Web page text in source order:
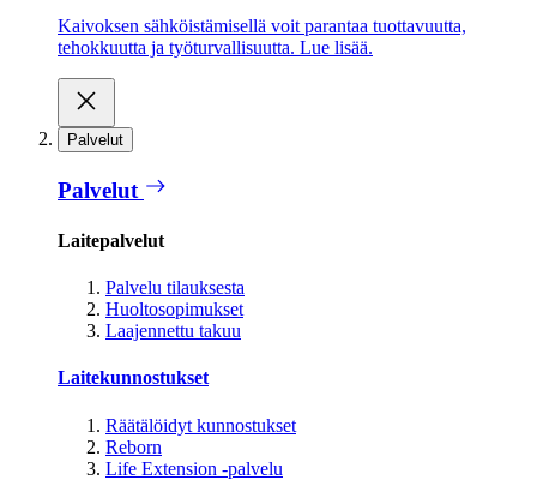
Kaivoksen sähköistämisellä voit parantaa tuottavuutta,
tehokkuutta ja työturvallisuutta. Lue lisää.
Palvelut
Palvelut
Laitepalvelut
Palvelu tilauksesta
Huoltosopimukset
Laajennettu takuu
Laitekunnostukset
Räätälöidyt kunnostukset
Reborn
Life Extension -palvelu